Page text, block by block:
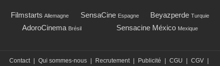
Filmstarts Allemagne SensaCine Espagne Beyazperde Turquie
AdoroCinema Brésil Sensacine México Mexique
Contact Qui sommes-nous Recrutement Publicité CGU CGV